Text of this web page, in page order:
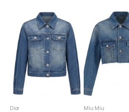
Dior Miu Miu